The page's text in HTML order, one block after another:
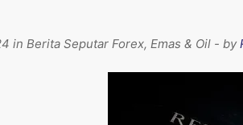
in Berita Seputar Forex, Emas & Oil - by